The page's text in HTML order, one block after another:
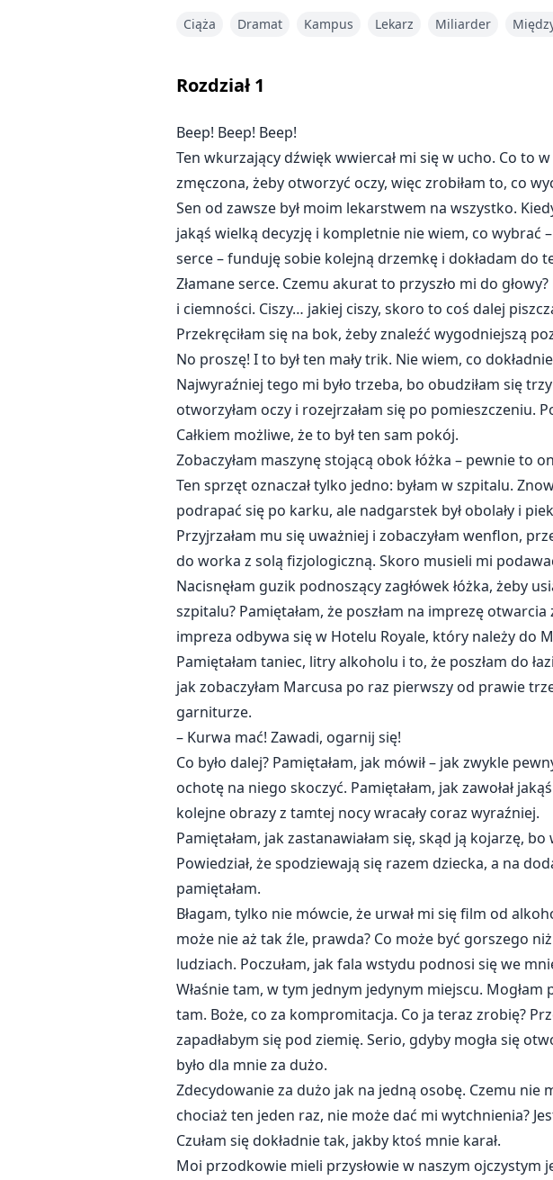
Ciąża Dramat Kampus Lekarz Miliarder
Rozdział1
Beep! Beep! Beep!
Ten wkurzający dźwięk wwiercał mi się w ucho. Co to w
zmęczona, żeby otworzyć oczy, więc zrobiłam to, co
Sen od zawsze był moim lekarstwem na wszystko.
jakąś wielką decyzję i kompletnie nie wiem, co wybrać
serce – funduję sobie kolejną drzemkę i dokładam do
Złamane serce. Czemu akurat to przyszło mi do
i ciemności. Ciszy… jakiej ciszy, skoro to coś dalej
Przekręciłam się na bok, żeby znaleźć wygodniejszą
No proszę! I to był ten mały trik. Nie wiem, co
Najwyraźniej tego mi było trzeba, bo obudziłam się
otworzyłam oczy i rozejrzałam się po pomieszczeniu.
Całkiem możliwe, że to był ten sam pokój.
Zobaczyłam maszynę stojącą obok łóżka – pewnie to
Ten sprzęt oznaczał tylko jedno: byłam w szpitalu.
podrapać się po karku, ale nadgarstek był obolały i
Przyjrzałam mu się uważniej i zobaczyłam wenflon,
do worka z solą fizjologiczną. Skoro musieli mi
Nacisnęłam guzik podnoszący zagłówek łóżka, żeby
szpitalu? Pamiętałam, że poszłam na imprezę
impreza odbywa się w Hotelu Royale, który należy do
Pamiętałam taniec, litry alkoholu i to, że poszłam do
jak zobaczyłam Marcusa po raz pierwszy od prawie
garniturze.
– Kurwa mać! Zawadi, ogarnij się!
Co było dalej? Pamiętałam, jak mówił – jak zwykle
ochotę na niego skoczyć. Pamiętałam, jak zawołał
kolejne obrazy z tamtej nocy wracały coraz wyraźniej.
Pamiętałam, jak zastanawiałam się, skąd ją kojarzę,
Powiedział, że spodziewają się razem dziecka, a na
pamiętałam.
Błagam, tylko nie mówcie, że urwał mi się film od
może nie aż tak źle, prawda? Co może być gorszego
ludziach. Poczułam, jak fala wstydu podnosi się we
Właśnie tam, w tym jednym jedynym miejscu.
tam. Boże, co za kompromitacja. Co ja teraz zrobię?
zapadłabym się pod ziemię. Serio, gdyby mogła się
było dla mnie za dużo.
Zdecydowanie za dużo jak na jedną osobę. Czemu nie
chociaż ten jeden raz, nie może dać mi wytchnienia?
Czułam się dokładnie tak, jakby ktoś mnie karał.
Moi przodkowie mieli przysłowie w naszym ojczystym